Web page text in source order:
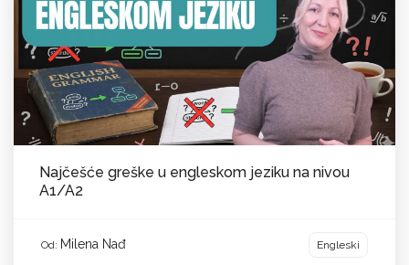
Najčešće greške u engleskom jeziku na nivou
A1/A2
Od: Milena Nađ Engleski